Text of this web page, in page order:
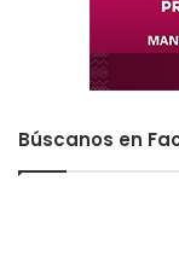
Búscanos en